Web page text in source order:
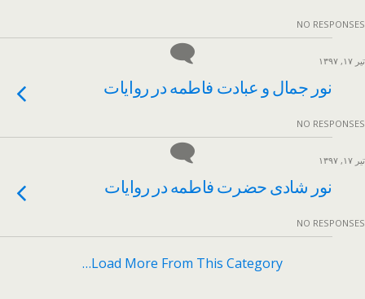
NO RESPONSES
تیر ۱۷, ۱۳۹۷
نور جمال و عبادت فاطمه در روایات
NO RESPONSES
تیر ۱۷, ۱۳۹۷
نور شادی حضرت فاطمه در روایات
NO RESPONSES
Load More From This Category…